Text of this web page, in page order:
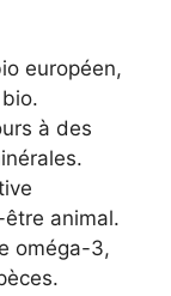
européen,
à des
animal.
oméga-3,